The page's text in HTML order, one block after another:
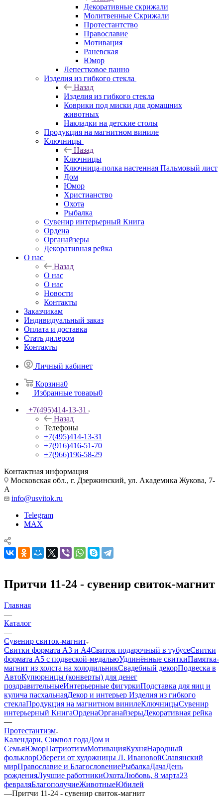
Декоративные скрижали
Молитвенные Скрижали
Протестантство
Православие
Мотивация
Раневская
Юмор
Лепестковое панно
Изделия из гибкого стекла
Назад
Изделия из гибкого стекла
Коврики под миски для домашних
животных
Накладки на детские столы
Продукция на магнитном виниле
Ключницы
Назад
Ключницы
Ключница-полка настенная Пальмовый лист
Дом
Юмор
Христианство
Охота
Рыбалка
Сувенир интерьерный Книга
Ордена
Органайзеры
Декоративная рейка
О нас
Назад
О нас
О нас
Новости
Контакты
Заказчикам
Индивидуальный заказ
Оплата и доставка
Стать дилером
Контакты
Личный кабинет
Корзина0
Избранные товары0
+7(495)414-13-31
Назад
Телефоны
+7(495)414-13-31
+7(916)416-51-70
+7(966)196-58-29
Контактная информация
Московская обл., г. Дзержинский, ул. Академика Жукова, 7-
А
info@usvitok.ru
Telegram
MAX
Притчи 11-24 - сувенир свиток-магнит
Главная
—
Каталог
—
Сувенир свиток-магнит
Свитки формата А3 и А4Свиток подарочный в тубусеСвитки
формата А5 с подвеской-медальюУдлинённые свиткиПамятка-
магнит из холста на холодильникСвадебный декорПодвеска в
АвтоКупюрницы (конверты) для денег
поздравительныеИнтерьерные фигуркиПодставка для яиц и
кулича пасхальнаяДекор и интерьер Изделия из гибкого
стеклаПродукция на магнитном винилеКлючницыСувенир
интерьерный КнигаОрденаОрганайзерыДекоративная рейка
—
Протестантизм
Календари, Символ годаДом и
СемьяЮморПатриотизмМотивацияКухняНародный
фольклорОбереги от художницы Л. ИвановойСлавянский
мирПравославие и БлагословениеРыбалкаДачаДень
рожденияЛучшие работникиОхотаЛюбовь, 8 марта23
февраляБлагополучиеЖивотныеЮбилей
—Притчи 11-24 - сувенир свиток-магнит